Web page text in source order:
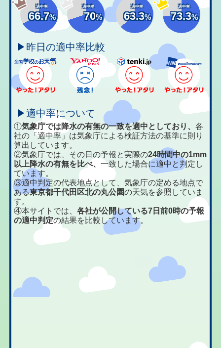
適中率
66.7%
適中率
70%
適中率
63.3%
適中率
73.3%
▶昨日の適中率比較
▶適中率について
①気象庁では降水の有無の一致を適中としており、各
社の「適中率」は気象庁による検証方法の基準に則り
算出しています。
②気象庁では、その日の予報と実際の24時間中の1mm
以上降水の有無を比べ、一致した場合に適中と判定し
ています。
③適中判定の代表地点として、気象庁の定める地点で
ある東京都千代田区北の丸公園の天気を参照していま
す。
④本サイトでは、各社が公開している7日前0時の予報
の適中判定の結果を比較しています。